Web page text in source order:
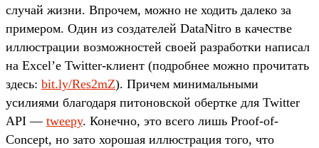
случай жизни. Впрочем, можно не ходить далеко за
примером. Один из создателей DataNitro в качестве
иллюстрации возможностей своей разработки написал
на Excel’е Twitter-клиент (подробнее можно прочитать
здесь: bit.ly/Res2mZ). Причем минимальными
усилиями благодаря питоновской обертке для Twitter
API — tweepy. Конечно, это всего лишь Proof-of-
Concept, но зато хорошая иллюстрация того, что